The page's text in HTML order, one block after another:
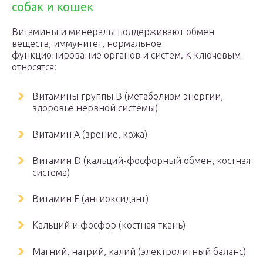
собак и кошек
Витамины и минералы поддерживают обмен
веществ, иммунитет, нормальное
функционирование органов и систем. К ключевым
относятся:
Витамины группы B (метаболизм энергии,
здоровье нервной системы)
Витамин A (зрение, кожа)
Витамин D (кальций-фосфорный обмен, костная
система)
Витамин E (антиоксидант)
Кальций и фосфор (костная ткань)
Магний, натрий, калий (электролитный баланс)